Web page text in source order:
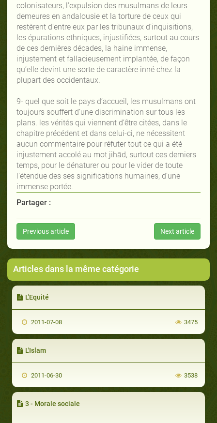
colonisateurs, l’expulsion des musulmans de leurs
demeures en andalousie et la torture de ceux qui
restèrent d’entre eux par les tribunaux d’inquisitions,
les épurations ethniques, injustifiées, surtout au cours
de ces dernières décades, la haine immense,
injustement et fallacieusement implantée, de façon
qu’elle devint une sorte de caractère inné chez la
plupart des occidentaux.
9- quel que soit le pays d’accueil, les musulmans ont
toujours souffert d’une discrimination sur tous les
plans. les vérités qui viennent d’être citées, dans le
chapitre précédent et dans celui-ci, ne nécessitent
aucun commentaire pour réfuter tout ce qui a été
injustement accolé au mot jihād, surtout ces derniers
temps, pour le dénaturer ou pour le vider de toute
l’étendue des ses significations humaines, d’une
immense portée.
Partager :
Previous article Next article
Articles dans la même catégorie
L'Equité
2011-07-08 3475
L'Islam
2011-06-30 3538
3 - Morale sociale